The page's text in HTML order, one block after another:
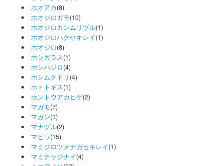
ホオアカ(8)
ホオジロガモ(10)
ホオジロカンムリヅル(1)
ホオジロハクセキレイ(1)
ホオジロ(8)
ホシガラス(1)
ホシハジロ(4)
ホシムクドリ (4)
ホトトギス(1)
ホントウアカヒゲ(2)
マガモ(7)
マガン(3)
マナヅル(2)
マヒワ(15)
マミジロツメナガセキレイ(1)
マミチャジナイ(4)